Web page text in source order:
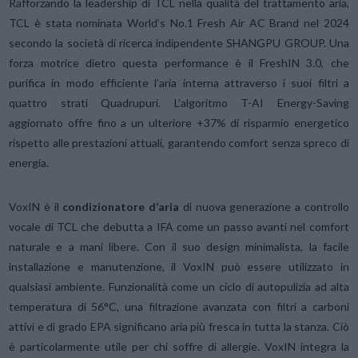
TCL è stata nominata World’s No.1 Fresh Air AC Brand nel 2024
secondo la società di ricerca indipendente SHANGPU GROUP. Una
forza motrice dietro questa performance è il FreshIN 3.0, che
purifica in modo efficiente l’aria interna attraverso i suoi filtri a
quattro strati Quadrupuri. L’algoritmo T-AI Energy-Saving
aggiornato offre fino a un ulteriore +37% di risparmio energetico
rispetto alle prestazioni attuali, garantendo comfort senza spreco di
energia.
VoxIN è il condizionatore d’aria di nuova generazione a controllo
vocale di TCL che debutta a IFA come un passo avanti nel comfort
naturale e a mani libere. Con il suo design minimalista, la facile
installazione e manutenzione, il VoxIN può essere utilizzato in
qualsiasi ambiente. Funzionalità come un ciclo di autopulizia ad alta
temperatura di 56°C, una filtrazione avanzata con filtri a carboni
attivi e di grado EPA significano aria più fresca in tutta la stanza. Ciò
è particolarmente utile per chi soffre di allergie. VoxIN integra la